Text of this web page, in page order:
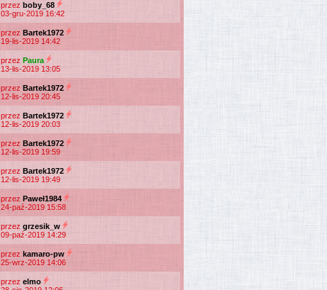
przez boby_68
03-gru-2019 16:42
przez Bartek1972
19-lis-2019 14:42
przez Paura
13-lis-2019 13:05
przez Bartek1972
12-lis-2019 20:45
przez Bartek1972
12-lis-2019 20:03
przez Bartek1972
12-lis-2019 19:59
przez Bartek1972
12-lis-2019 19:49
przez Paweł1984
24-paź-2019 15:58
przez grzesik_w
09-paź-2019 14:29
przez kamaro-pw
25-wrz-2019 14:06
przez elmo